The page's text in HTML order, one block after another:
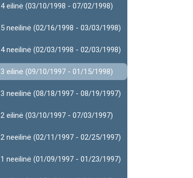
4 eilinė (03/10/1998 - 07/02/1998)
5 neeilinė (02/16/1998 - 03/03/1998)
4 neeilinė (02/03/1998 - 02/03/1998)
3 eilinė (09/10/1997 - 01/15/1998)
3 neeilinė (08/18/1997 - 08/19/1997)
2 eilinė (03/10/1997 - 07/03/1997)
2 neeilinė (02/11/1997 - 02/25/1997)
1 neeilinė (01/09/1997 - 01/23/1997)